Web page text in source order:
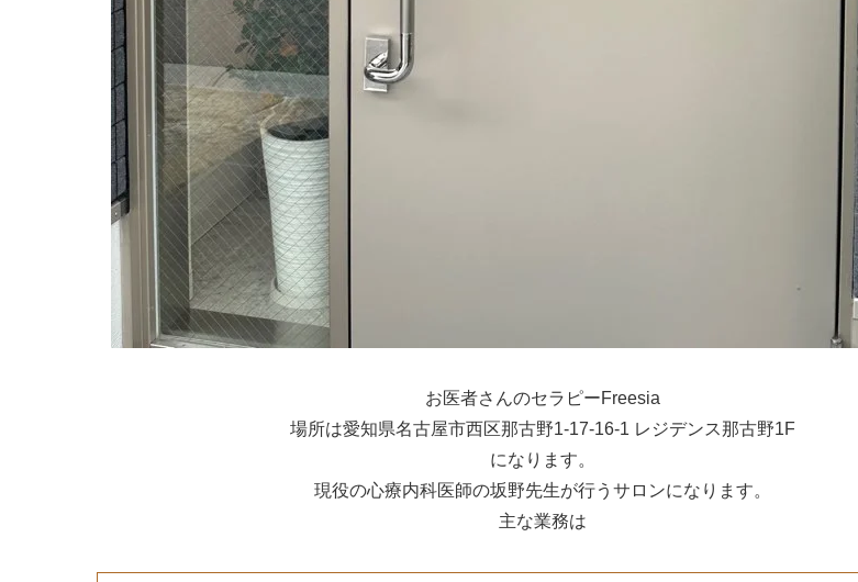
お医者さんのセラピーFreesia
場所は愛知県名古屋市西区那古野1-17-16-1 レジデンス那古野1F
になります。
現役の心療内科医師の坂野先生が行うサロンになります。
主な業務は